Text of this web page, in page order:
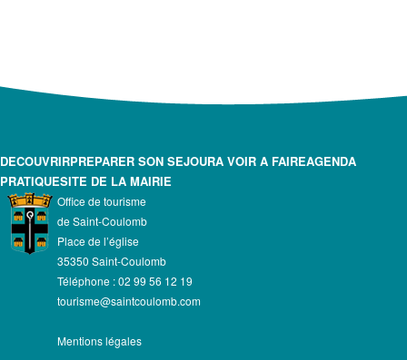
DECOUVRIRPREPARER SON SEJOURA VOIR A FAIREAGENDA
PRATIQUESITE DE LA MAIRIE
Office de tourisme
de Saint-Coulomb
Place de l’église
35350 Saint-Coulomb
Téléphone : 02 99 56 12 19
tourisme@saintcoulomb.com
Mentions légales